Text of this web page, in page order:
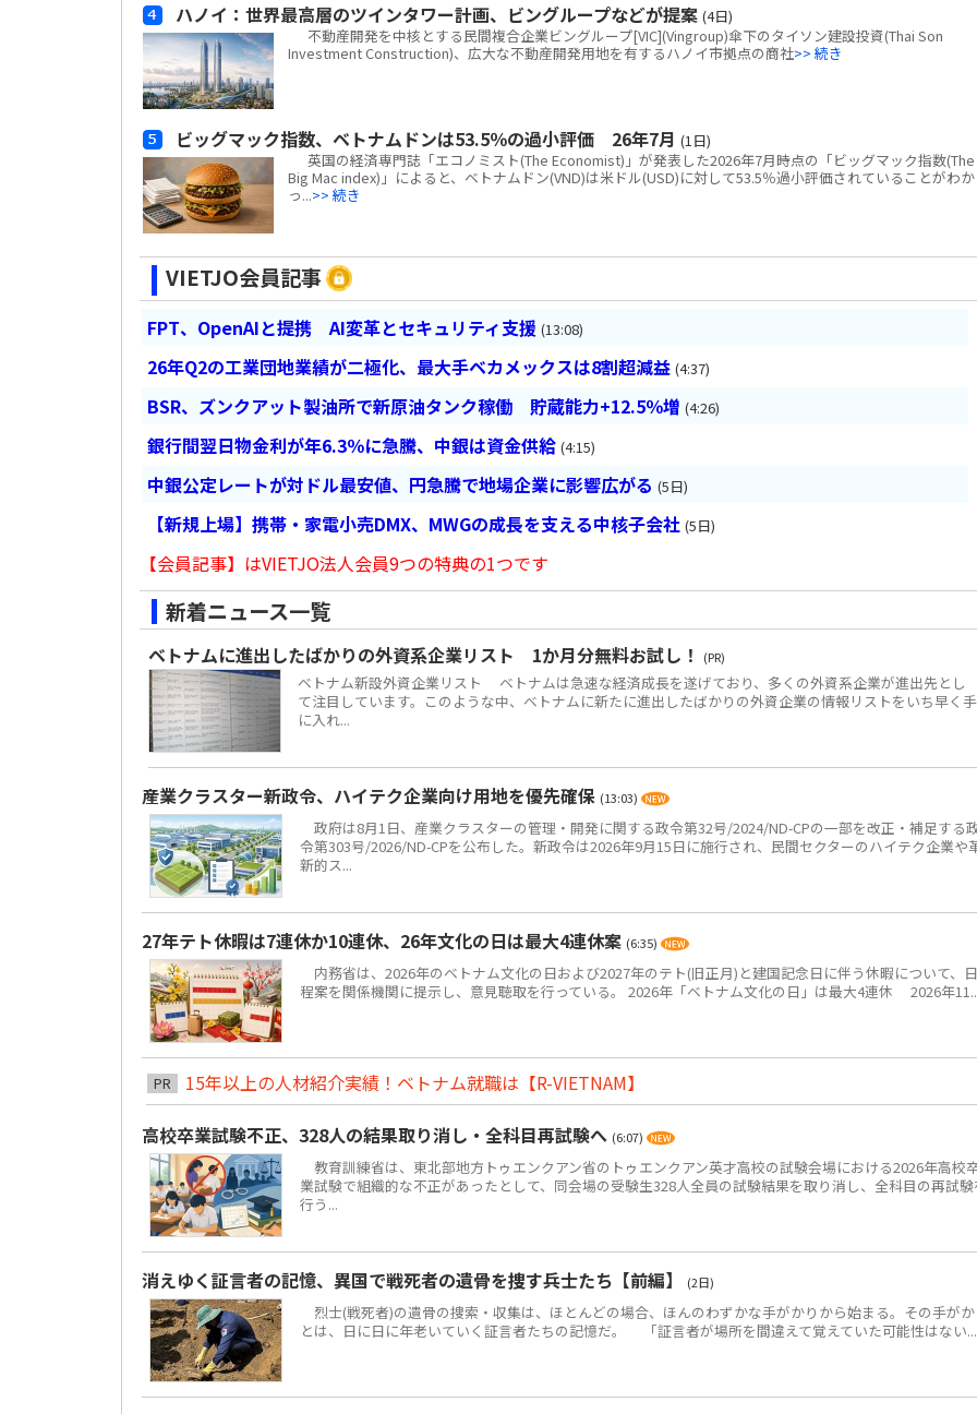
ハノイ：世界最高層のツインタワー計画、ビングループなどが提案 (4日)
不動産開発を中核とする民間複合企業ビングループ[VIC](Vingroup)傘下のタイソン建設投資(Thai Son
Investment Construction)、広大な不動産開発用地を有するハノイ市拠点の商社>> 続き
ビッグマック指数、ベトナムドンは53.5％の過小評価 26年7月 (1日)
英国の経済専門誌「エコノミスト(The Economist)」が発表した2026年7月時点の「ビッグマック指数(The
Big Mac index)」によると、ベトナムドン(VND)は米ドル(USD)に対して53.5％過小評価されていることがわか
っ...>> 続き
VIETJO会員記事
FPT、OpenAIと提携 AI変革とセキュリティ支援 (13:08)
26年Q2の工業団地業績が二極化、最大手ベカメックスは8割超減益 (4:37)
BSR、ズンクアット製油所で新原油タンク稼働 貯蔵能力+12.5％増 (4:26)
銀行間翌日物金利が年6.3％に急騰、中銀は資金供給 (4:15)
中銀公定レートが対ドル最安値、円急騰で地場企業に影響広がる (5日)
【新規上場】携帯・家電小売DMX、MWGの成長を支える中核子会社 (5日)
【会員記事】はVIETJO法人会員9つの特典の1つです
新着ニュース一覧
ベトナムに進出したばかりの外資系企業リスト 1か月分無料お試し！ (PR)
ベトナム新設外資企業リスト ベトナムは急速な経済成長を遂げており、多くの外資系企業が進出先とし
て注目しています。このような中、ベトナムに新たに進出したばかりの外資企業の情報リストをいち早く手
に入れ...
産業クラスター新政令、ハイテク企業向け用地を優先確保 (13:03)
政府は8月1日、産業クラスターの管理・開発に関する政令第32号/2024/ND-CPの一部を改正・補足する
令第303号/2026/ND-CPを公布した。新政令は2026年9月15日に施行され、民間セクターのハイテク企業や
新的ス...
27年テト休暇は7連休か10連休、26年文化の日は最大4連休案 (6:35)
内務省は、2026年のベトナム文化の日および2027年のテト(旧正月)と建国記念日に伴う休暇について、日
程案を関係機関に提示し、意見聴取を行っている。 2026年「ベトナム文化の日」は最大4連休 2026年
PR
15年以上の人材紹介実績！ベトナム就職は【R-VIETNAM】
高校卒業試験不正、328人の結果取り消し・全科目再試験へ (6:07)
教育訓練省は、東北部地方トゥエンクアン省のトゥエンクアン英才高校の試験会場における2026年高校
業試験で組織的な不正があったとして、同会場の受験生328人全員の試験結果を取り消し、全科目の再試験
行う...
消えゆく証言者の記憶、異国で戦死者の遺骨を捜す兵士たち【前編】 (2日)
烈士(戦死者)の遺骨の捜索・収集は、ほとんどの場合、ほんのわずかな手がかりから始まる。その手がか
とは、日に日に年老いていく証言者たちの記憶だ。 「証言者が場所を間違えて覚えていた可能性はない...